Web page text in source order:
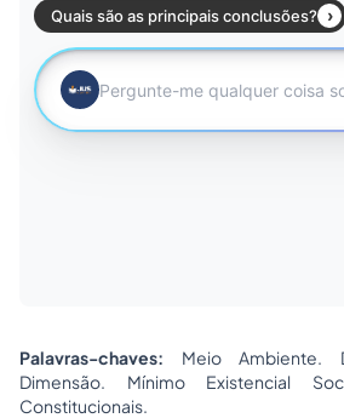
Palavras-chaves: Meio Ambiente.
Dimensão. Mínimo Existencial
Constitucionais.